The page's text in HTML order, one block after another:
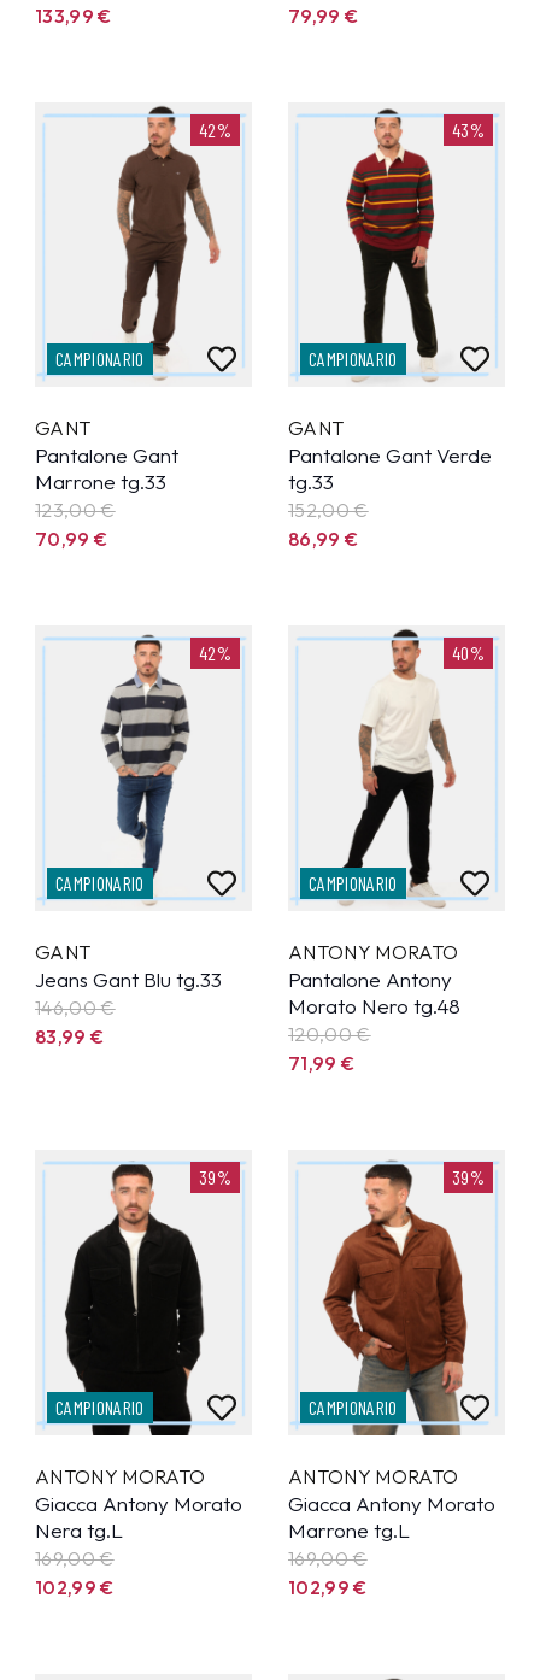
133,99€
79,99€
42%
CAMPIONARIO
GANT
Pantalone Gant
Marrone tg.33
123,00 €
70,99€
43%
CAMPIONARIO
GANT
Pantalone Gant Verde
tg.33
152,00 €
86,99€
42%
CAMPIONARIO
GANT
Jeans Gant Blu tg.33
146,00 €
83,99€
40%
CAMPIONARIO
ANTONY MORATO
Pantalone Antony
Morato Nero tg.48
120,00 €
71,99€
39%
CAMPIONARIO
ANTONY MORATO
Giacca Antony Morato
Nera tg.L
169,00 €
102,99€
39%
CAMPIONARIO
ANTONY MORATO
Giacca Antony Morato
Marrone tg.L
169,00 €
102,99€